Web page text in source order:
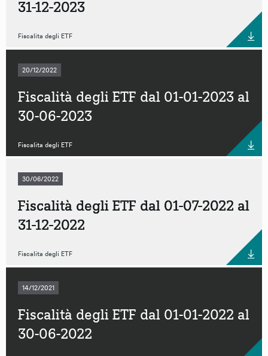
31-12-2023
Fiscalita degli ETF
20/12/2022
Fiscalità degli ETF dal 01-01-2023 al
30-06-2023
Fiscalita degli ETF
30/06/2022
Fiscalità degli ETF dal 01-07-2022 al
31-12-2022
Fiscalita degli ETF
14/12/2021
Fiscalità degli ETF dal 01-01-2022 al
30-06-2022